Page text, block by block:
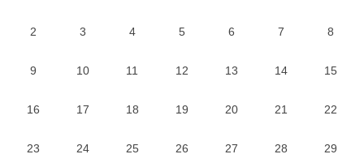
2 3 4 5 6 7 8
9 10 11 12 13 14 15
16 17 18 19 20 21 22
23 24 25 26 27 28 29